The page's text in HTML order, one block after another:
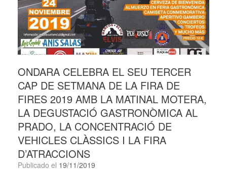
ONDARA CELEBRA EL SEU TERCER
CAP DE SETMANA DE LA FIRA DE
FIRES 2019 AMB LA MATINAL MOTERA,
LA DEGUSTACIÓ GASTRONÒMICA AL
PRADO, LA CONCENTRACIÓ DE
VEHICLES CLÀSSICS I LA FIRA
D’ATRACCIONS
Publicado el 19/11/2019